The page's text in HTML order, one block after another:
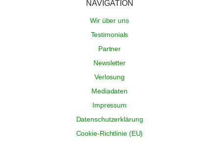
NAVIGATION
Wir über uns
Testimonials
Partner
Newsletter
Verlosung
Mediadaten
Impressum
Datenschutzerklärung
Cookie-Richtlinie (EU)